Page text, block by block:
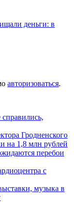
деньги: в
авторизоваться.
Гродненского
на 1,8 млн рублей
перебои
с
музыка в